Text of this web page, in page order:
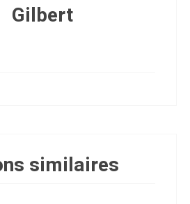
Gilbert
similaires